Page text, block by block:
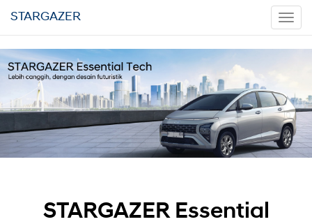
STARGAZER
STARGAZER Essential